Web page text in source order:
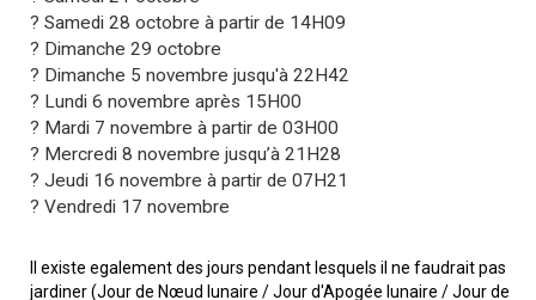
? Samedi 28 octobre à partir de 14H09
? Dimanche 29 octobre
? Dimanche 5 novembre jusqu'à 22H42
? L undi 6 novembre après 15H00
? Mardi 7 novembre à partir de 03H00
? Mercredi 8 novembre jusqu’à 21H28
? Jeudi 16 novembre à partir de 07H21
? Vendredi 17 novembre
Il existe egalement des jours pendant lesquels il ne faudrait pas
jardiner (Jour de Nœud lunaire / Jour d'Apogée lunaire / Jour de